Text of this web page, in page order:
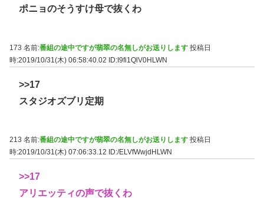
ポニョのそうすけ母で抜くわ
173 名前:番組の途中ですが翡翠の名無しがお送りします 投稿日
時:2019/10/31(木) 06:58:40.02 ID:I9fi1QlV0HLWN
>>17
スタジオズブリ定期
213 名前:番組の途中ですが翡翠の名無しがお送りします 投稿日
時:2019/10/31(木) 07:06:33.12
ID:/ELVfWwjdHLWN
>>17
アリエッティの声で抜くわ